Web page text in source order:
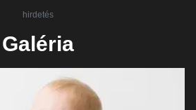
hirdetés
Galéria